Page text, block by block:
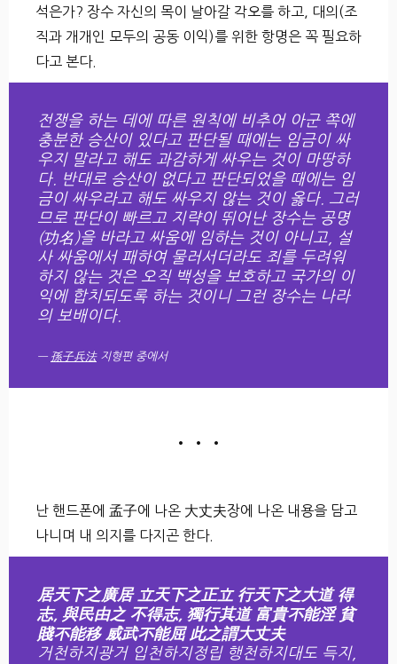
석은가? 장수 자신의 목이 날아갈 각오를 하고, 대의(조
직과 개개인 모두의 공동 이익)를 위한 항명은 꼭 필요하
다고 본다.
전쟁을 하는 데에 따른 원칙에 비추어 아군 쪽에
충분한 승산이 있다고 판단될 때에는 임금이 싸
우지 말라고 해도 과감하게 싸우는 것이 마땅하
다. 반대로 승산이 없다고 판단되었을 때에는 임
금이 싸우라고 해도 싸우지 않는 것이 옳다. 그러
므로 판단이 빠르고 지략이 뛰어난 장수는 공명
(功名)을 바라고 싸움에 임하는 것이 아니고, 설
사 싸움에서 패하여 물러서더라도 죄를 두려워
하지 않는 것은 오직 백성을 보호하고 국가의 이
익에 합치되도록 하는 것이니 그런 장수는 나라
의 보배이다.
孫子兵法지형편 중에서
• • •
난 핸드폰에 孟子에 나온 大丈夫장에 나온 내용을 담고
나니며 내 의지를 다지곤 한다.
居天下之廣居 立天下之正立 行天下之大道 得
志, 與民由之 不得志, 獨行其道 富貴不能淫 貧
賤不能移 威武不能屈 此之謂大丈夫
거천하지광거 입천하지정립 행천하지대도 득지,